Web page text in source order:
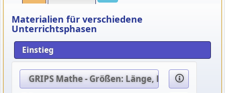
Materialien für verschiedene
Unterrichtsphasen
Einstieg
GRIPS Mathe - Größen: Länge, Fläche,